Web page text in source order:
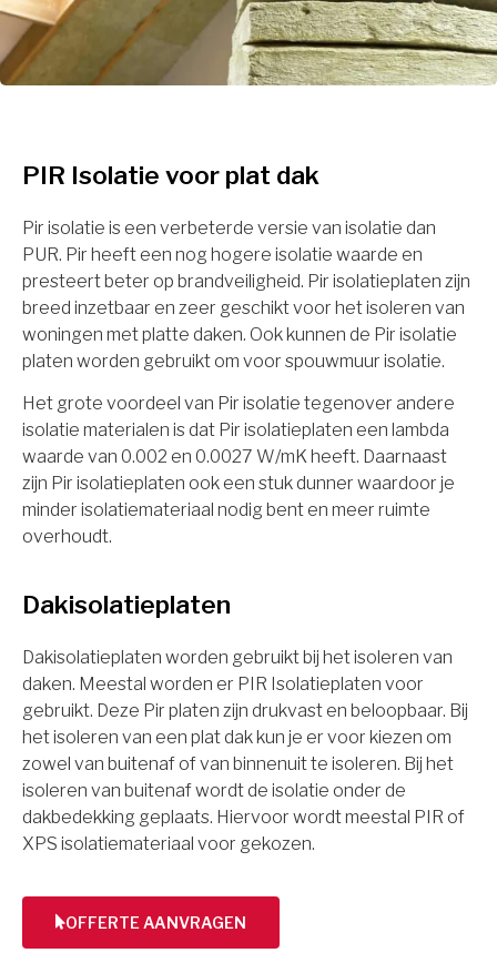
PIR Isolatie voor plat dak
Pir isolatie is een verbeterde versie van isolatie dan
PUR. Pir heeft een nog hogere isolatie waarde en
presteert beter op brandveiligheid. Pir isolatieplaten zijn
breed inzetbaar en zeer geschikt voor het isoleren van
woningen met platte daken. Ook kunnen de Pir isolatie
platen worden gebruikt om voor spouwmuur isolatie.
Het grote voordeel van Pir isolatie tegenover andere
isolatie materialen is dat Pir isolatieplaten een lambda
waarde van 0.002 en 0.0027 W/mK heeft. Daarnaast
zijn Pir isolatieplaten ook een stuk dunner waardoor je
minder isolatiemateriaal nodig bent en meer ruimte
overhoudt.
Dakisolatieplaten
Dakisolatieplaten worden gebruikt bij het isoleren van
daken. Meestal worden er PIR Isolatieplaten voor
gebruikt. Deze Pir platen zijn drukvast en beloopbaar. Bij
het isoleren van een plat dak kun je er voor kiezen om
zowel van buitenaf of van binnenuit te isoleren. Bij het
isoleren van buitenaf wordt de isolatie onder de
dakbedekking geplaats. Hiervoor wordt meestal PIR of
XPS isolatiemateriaal voor gekozen.
OFFERTE AANVRAGEN